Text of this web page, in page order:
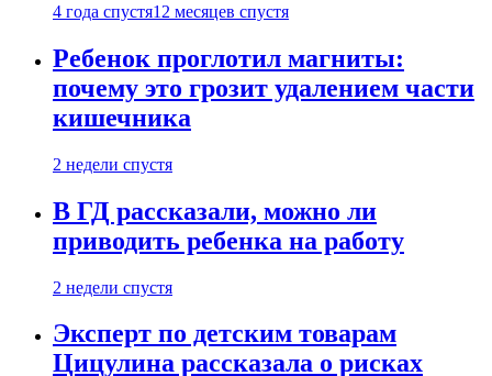
4 года спустя12 месяцев спустя
Ребенок проглотил магниты:
почему это грозит удалением части
кишечника
2 недели спустя
В ГД рассказали, можно ли
приводить ребенка на работу
2 недели спустя
Эксперт по детским товарам
Цицулина рассказала о рисках